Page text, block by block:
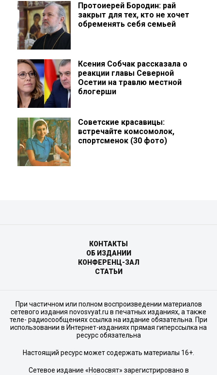
Протоиерей Бородин: рай
закрыт для тех, кто не хочет
обременять себя семьей
Ксения Собчак рассказала о
реакции главы Северной
Осетии на травлю местной
блогерши
Советские красавицы:
встречайте комсомолок,
спортсменок (30 фото)
КОНТАКТЫ
ОБ ИЗДАНИИ
КОНФЕРЕНЦ-ЗАЛ
СТАТЬИ
При частичном или полном воспроизведении материалов
сетевого издания novosvyat.ru в печатных изданиях, а также
теле- радиосообщениях ссылка на издание обязательна. При
использовании в Интернет-изданиях прямая гиперссылка на
ресурс обязательна
Настоящий ресурс может содержать материалы 16+.
Сетевое издание «Новосвят» зарегистрировано в